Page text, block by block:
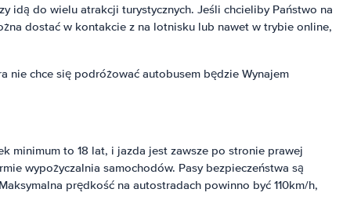
idą do wielu atrakcji turystycznych. Jeśli chcieliby Państwo na
dostać w kontakcie z na lotnisku lub nawet w trybie online,
nie chce się podróżować autobusem będzie Wynajem
minimum to 18 lat, i jazda jest zawsze po stronie prawej
wypożyczalnia samochodów. Pasy bezpieczeństwa są
prędkość na autostradach powinno być 110km/h,